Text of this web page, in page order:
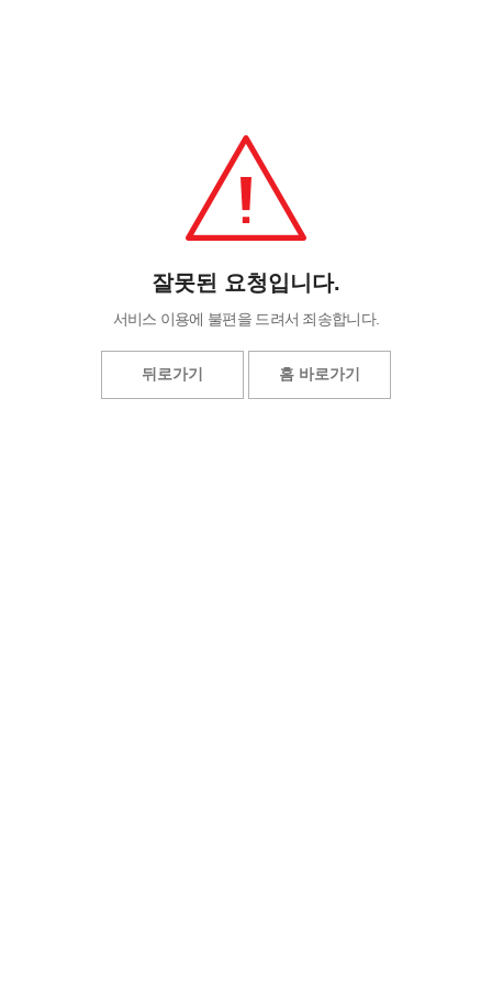
잘못된 요청입니다.
서비스 이용에 불편을 드려서 죄송합니다.
뒤로가기 홈 바로가기